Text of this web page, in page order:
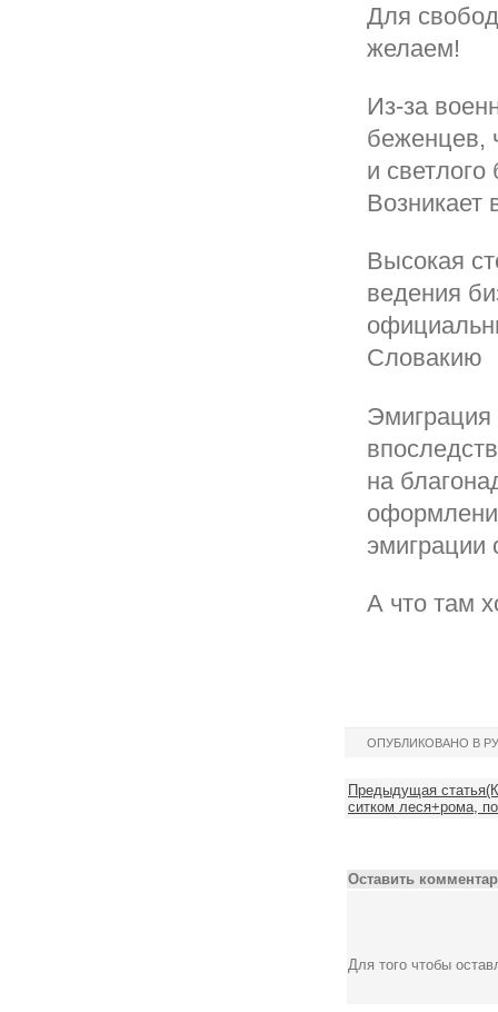
Для
желаем!
Из-за
беженцев,
и
Возникает
Высокая
ведения
Словакию
на
эмиграции
А что там
ОПУБЛИКОВАНО В
Предыдущая
ситком леся+рома,
Оставить
Для того чтобы